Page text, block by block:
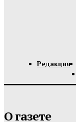
Редакция
О газете